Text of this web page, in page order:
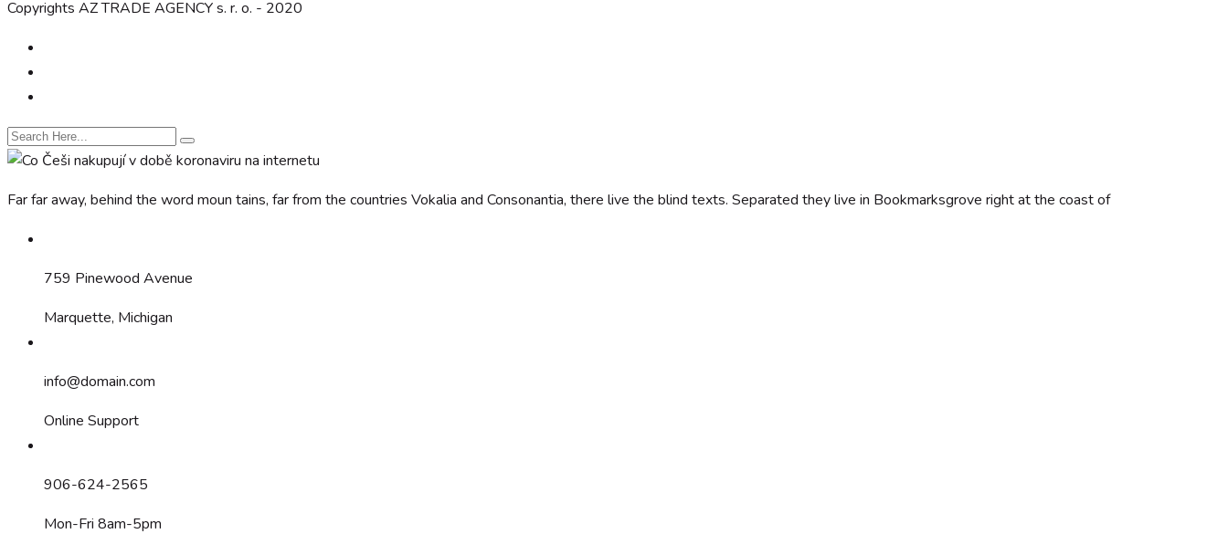
Copyrights AZ TRADE AGENCY s. r. o. - 2020
Far far away, behind the word moun tains, far from the countries Vokalia and Consonantia, there live the blind texts. Separated they live in Bookmarksgrove right at the coast of
759 Pinewood Avenue
Marquette, Michigan
info@domain.com
Online Support
906-624-2565
Mon-Fri 8am-5pm